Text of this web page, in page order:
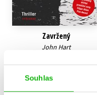
Souhlas
Zavržený
John Hart
Do košíku